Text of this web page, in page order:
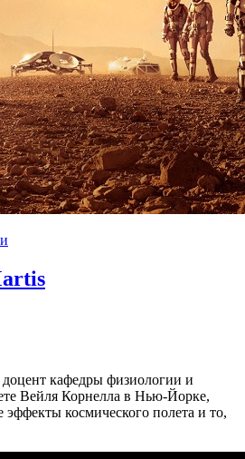
кафедры физиологии и
Вейля Корнелла в Нью-Йорке,
эффекты космического полета и то,